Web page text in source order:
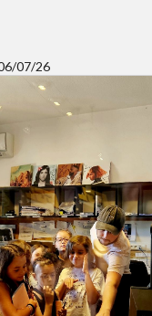
07/26